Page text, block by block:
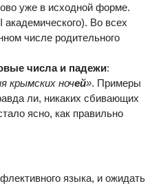
уже в исходной форме.
академического). Во всех
числе родительного
числа и падежи:
крымских ночей». Примеры
ли, никаких сбивающих
ясно, как правильно
языка, и ожидать